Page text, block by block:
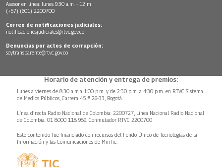
Asesor en línea: lunes 9:30 a.m. - 12 m
(+57) (601) 2200700
Correo de notificaciones judiciales:
notificacionesjudiciales@rtvc.gov.co
Denuncias por actos de corrupción:
soytransparente@rtvc.gov.co
Horario de atención y entrega de premios:
Lunes a viernes de 8:30 a.m.a 1:00 p.m. y de 2:30 p.m. a 4:30 p.m. en RTVC Sistema
de Medios Públicos, Carrera 45 # 26-33, Bogotá.
Línea directa Radio Nacional de Colombia: 2200727, Línea Nacional Radio Nacional
de Colombia: 01 8000 118 959. Conmutador RTVC 2200700
Este contenido fue financiado con recursos del Fondo Único de Tecnologías de la
Información y las Comunicaciones de MinTic.